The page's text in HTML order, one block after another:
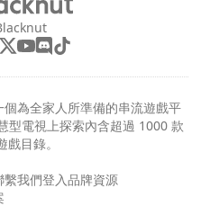
為全家人所準備的串流遊戲平
型電視上探索內含超過 1000 款
戲目錄。
繫我們登入品牌資源